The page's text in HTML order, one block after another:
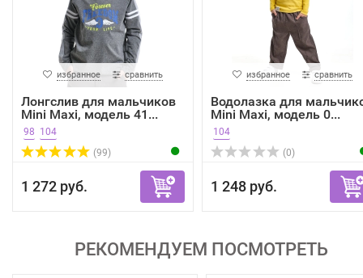
избранное сравнить
Лонгслив для мальчиков
Mini Maxi, модель 41...
98 104
(99)
1 272 руб.
избранное сравнить
Водолазка для
Mini Maxi, модель 0...
104
(0)
1 248 руб.
РЕКОМЕНДУЕМ ПОСМОТРЕТЬ